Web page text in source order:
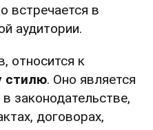
встречается в
аудитории.
относится к
стилю. Оно является
законодательстве,
договорах,